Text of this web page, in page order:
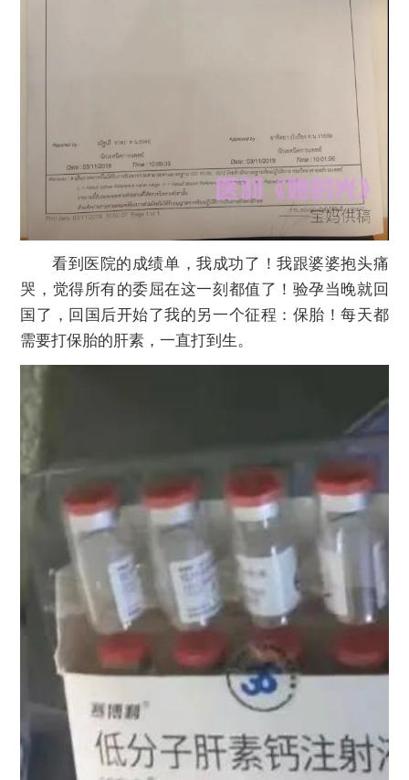
看到医院的成绩单，我成功了！我跟婆婆抱头痛
哭，觉得所有的委屈在这一刻都值了！验孕当晚就回
国了，回国后开始了我的另一个征程：保胎！每天都
需要打保胎的肝素，一直打到生。